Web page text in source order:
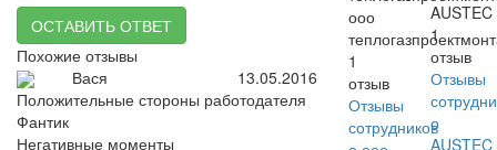
ОСТАВИТЬ ОТВЕТ
Похожие отзывы
Вася
13.05.2016
Положительные стороны работодателя
Фантик
Негативные моменты
ооо
1
отзыв
Отзывы
сотрудников
AUSTEC
1
отзыв
Отзывы
о
AUSTEC